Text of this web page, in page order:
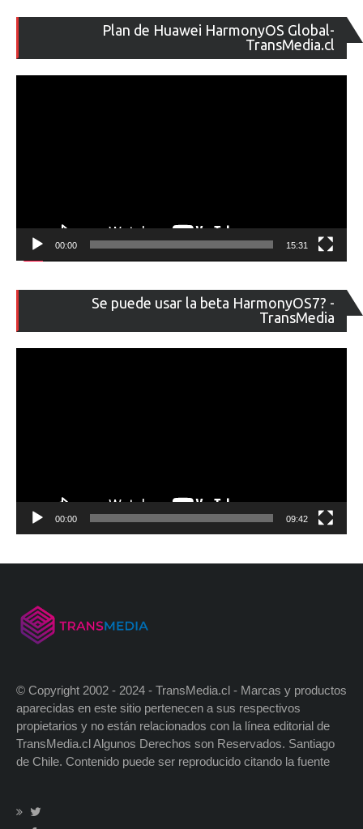
Plan de Huawei HarmonyOS Global-
TransMedia.cl
de
00:00 15:31
Se puede usar la beta HarmonyOS7? -
TransMedia
de
00:00 09:42
© Copyright 2002 - 2024 - TransMedia.cl - Marcas y productos
aparecidas en este sitio pertenecen a sus respectivos
propietarios y no están relacionados con la línea editorial de
TransMedia.cl Algunos Derechos son Reservados. Santiago
de Chile. Contenido puede ser reproducido citando la fuente